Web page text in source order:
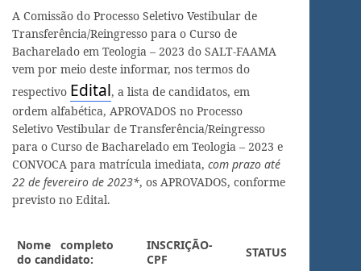
A Comissão do Processo Seletivo Vestibular de
Transferência/Reingresso para o Curso de
Bacharelado em Teologia – 2023 do SALT-FAAMA
vem por meio deste informar, nos termos do
respectivo Edital, a lista de candidatos, em
ordem alfabética, APROVADOS no Processo
Seletivo Vestibular de Transferência/Reingresso
para o Curso de Bacharelado em Teologia – 2023 e
CONVOCA para matrícula imediata, com prazo até
22 de fevereiro de 2023*, os APROVADOS, conforme
previsto no Edital.
Nome completo
do candidato:
INSCRIÇÃO-
CPF
STATUS